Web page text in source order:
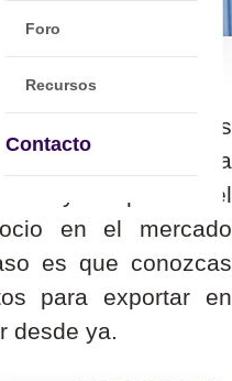
Foro
Recursos
Contacto
en-chile
de los mitos
para animarte a
y explorar el
en el mercado
es que conozcas
para exportar en
desde ya.